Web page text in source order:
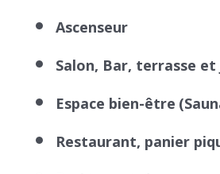
Ascenseur
Salon, Bar, terrasse
Espace bien-être
Restaurant, panier